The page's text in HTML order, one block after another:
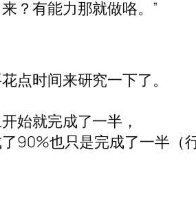
？有能力那就做咯。”
点时间来研究一下了。
始就完成了一半，
90%也只是完成了一半（